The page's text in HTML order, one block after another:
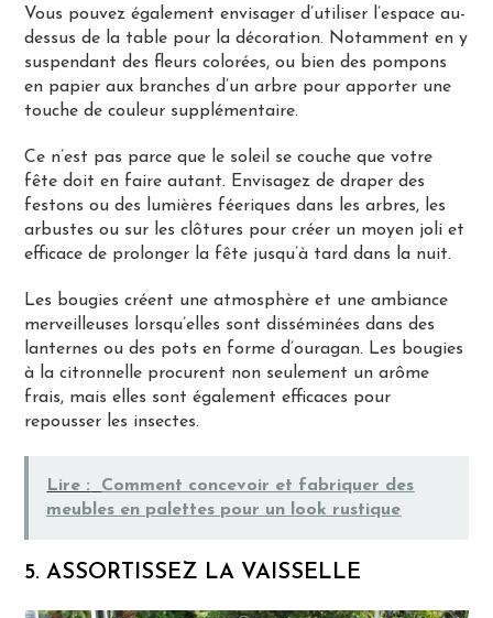
Vous pouvez également envisager d’utiliser l’espace au-
dessus de la table pour la décoration. Notamment en y
suspendant des fleurs colorées, ou bien des pompons
en papier aux branches d’un arbre pour apporter une
touche de couleur supplémentaire.
Ce n’est pas parce que le soleil se couche que votre
fête doit en faire autant. Envisagez de draper des
festons ou des lumières féeriques dans les arbres, les
arbustes ou sur les clôtures pour créer un moyen joli et
efficace de prolonger la fête jusqu’à tard dans la nuit.
Les bougies créent une atmosphère et une ambiance
merveilleuses lorsqu’elles sont disséminées dans des
lanternes ou des pots en forme d’ouragan. Les bougies
à la citronnelle procurent non seulement un arôme
frais, mais elles sont également efficaces pour
repousser les insectes.
Lire :
Comment concevoir et fabriquer des
meubles en palettes pour un look rustique
5. ASSORTISSEZ LA VAISSELLE